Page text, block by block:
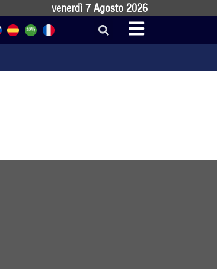
venerdì 7 Agosto 2026